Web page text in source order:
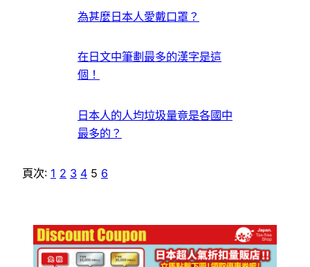
為甚麼日本人愛戴口罩？
在日文中筆劃最多的漢字是這
個！
日本人的人均垃圾量竟是各國中
最多的？
頁次: 1 2 3 4 5 6